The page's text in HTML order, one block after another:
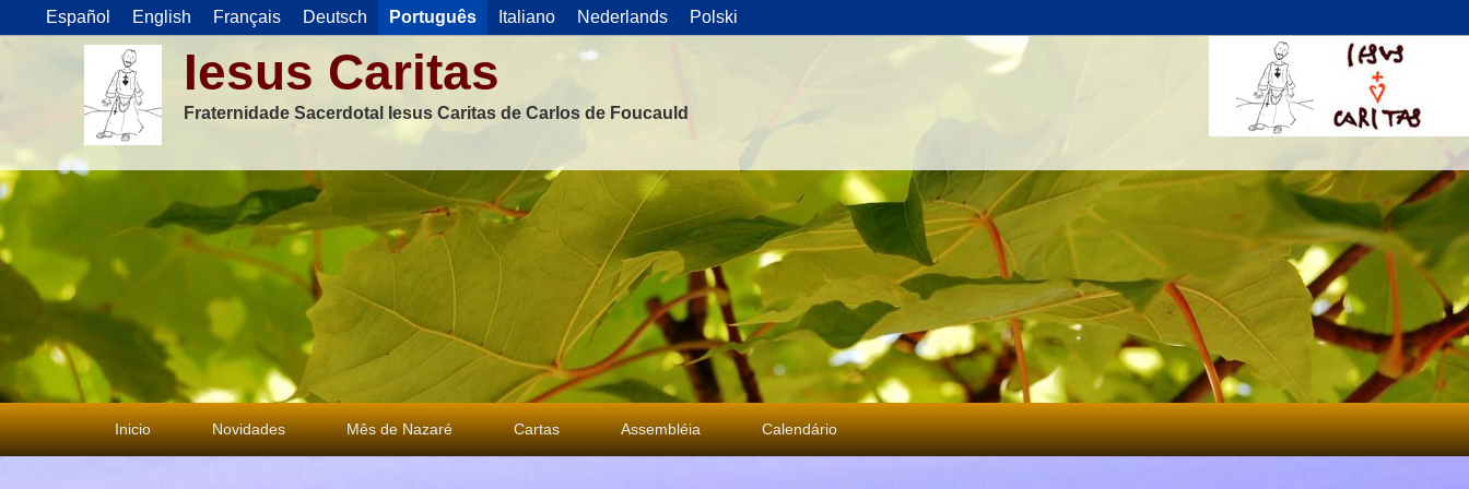
Español English Français Deutsch Português Italiano Nederlands Polski
Iesus Caritas
Fraternidade Sacerdotal Iesus Caritas de Carlos de Foucauld
Menu
principal
Inicio Novidades Mês de Nazaré Cartas Assembléia Calendário